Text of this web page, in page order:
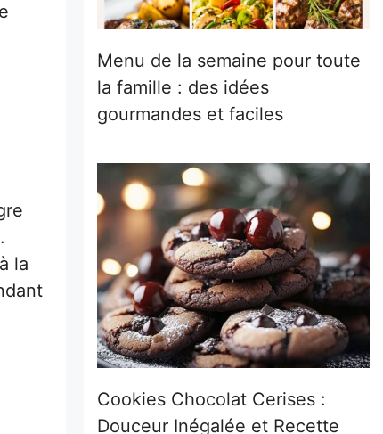
la
Menu de la semaine pour toute
la famille : des idées
gourmandes et faciles
Cookies Chocolat Cerises :
Douceur Inégalée et Recette